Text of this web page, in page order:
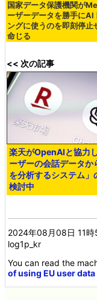
国家データ保護機関が
ーザーデータを勝手にAI
ングに使うのを即刻停止
命じる
<< 次の記事
楽天がOpenAIと協力
ーザーの会話データか
を分析するシステム」
検討中
2024年08月08日 11
log1p_kr
You can read the
of using EU user